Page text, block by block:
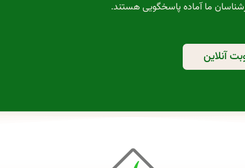
ما آماده پاسخگویی هستند.
آنلاین